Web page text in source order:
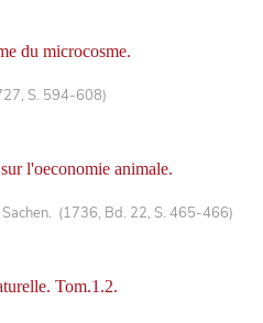
du microcosme.
S. 594-608)
l'oeconomie animale.
(1736, Bd. 22, S. 465-466)
Tom.1.2.